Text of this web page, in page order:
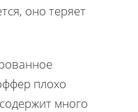
оно теряет
плохо
много